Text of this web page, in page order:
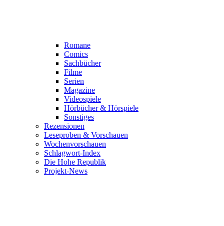
Romane
Comics
Sachbücher
Filme
Serien
Magazine
Videospiele
Hörbücher & Hörspiele
Sonstiges
Rezensionen
Leseproben & Vorschauen
Wochenvorschauen
Schlagwort-Index
Die Hohe Republik
Projekt-News